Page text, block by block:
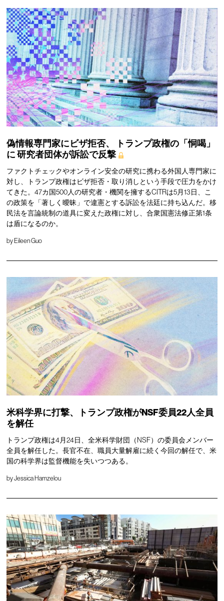
偽情報専門家にビザ拒否、
トランプ政権の「恫喝」
に研究者団体が訴訟で反撃
ファクトチェックやオンライン安全の研究に携わる外国人専門家に
対し、トランプ政権はビザ拒否・取り消しという手段で圧力をかけ
てきた。47カ国500人の研究者・機関を擁するCITRは5月13日、こ
の政策を「著しく曖昧」で違憲とする訴訟を法廷に持ち込んだ。移
民法を言論統制の道具に変えた政権に対し、合衆国憲法修正第1条
は盾になるのか。
by Eileen Guo
米科学界に打撃、トランプ政権がNSF委員22人全員
を解任
トランプ政権は4月24日、全米科学財団（NSF）の委員会メンバー
全員を解任した。長官不在、職員大量解雇に続く今回の解任で、米
国の科学界は監督機能を失いつつある。
byJessica Hamzelou